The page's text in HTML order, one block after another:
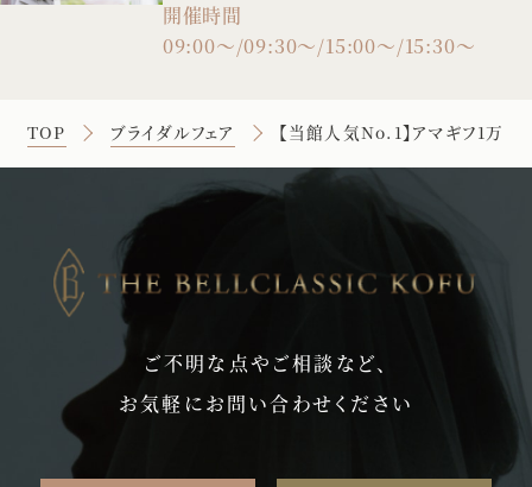
開催時間
09:00～/09:30～/15:00～/15:30～
TOP ブライダルフェア 【当館人気No.1】アマギフ1万
ご不明な点やご相談など、
お気軽にお問い合わせください